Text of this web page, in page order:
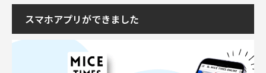
スマホアプリができました